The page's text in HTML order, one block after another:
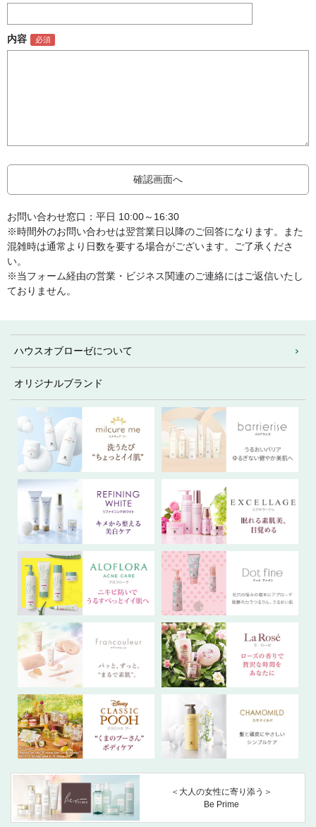
内容
お問い合わせ窓口：平日 10:00～16:30
※時間外のお問い合わせは翌営業日以降のご回答になります。また
混雑時は通常より日数を要する場合がございます。ご了承くださ
い。
※当フォーム経由の営業・ビジネス関連のご連絡にはご返信いたし
ておりません。
ハウスオブローゼについて
オリジナルブランド
＜大人の女性に寄り添う＞
Be Prime